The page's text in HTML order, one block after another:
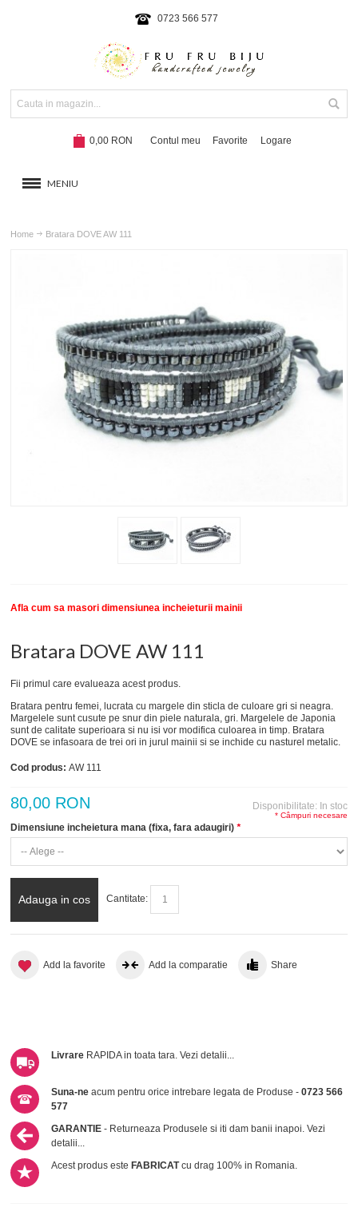
0723 566 577
0,00 RON Contul meu Favorite Logare
MENIU
NOUTATI 2024 Hot!
SETURI BRATARI New
COLECTII BRATARI
Home Bratara DOVE AW 111
Afla cum sa masori dimensiunea incheieturii mainii
Bratara DOVE AW 111
Fii primul care evalueaza acest produs.
Bratara pentru femei, lucrata cu margele din sticla de culoare gri si neagra.
Margelele sunt cusute pe snur din piele naturala, gri. Margelele de Japonia
sunt de calitate superioara si nu isi vor modifica culoarea in timp. Bratara
DOVE se infasoara de trei ori in jurul mainii si se inchide cu nasturel metalic.
Cod produs:AW 111
Disponibilitate: In stoc
80,00 RON
*
Dimensiune incheietura mana (fixa, fara adaugiri)
* Câmpuri necesare
Adauga in cos Cantitate:
Add la favorite Add la comparatie Share
Livrare RAPIDA in toata tara.Vezi detalii...
Suna-ne acum pentru orice intrebare legata de Produse -0723 566
577
GARANTIE - Returneaza Produsele si iti dam banii inapoi.Vezi
detalii...
Acest produs esteFABRICATcu drag 100% in Romania.